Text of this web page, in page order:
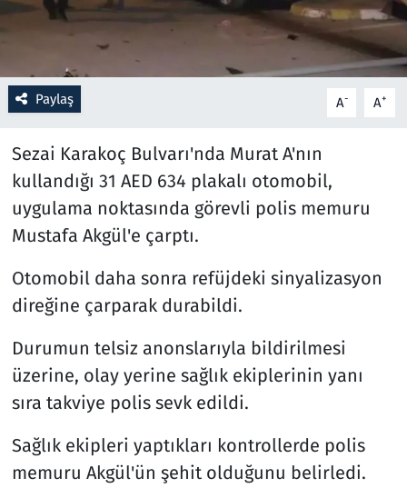
Paylaş A- A+
Sezai Karakoç Bulvarı'nda Murat A'nın
kullandığı 31 AED 634 plakalı otomobil,
uygulama noktasında görevli polis memuru
Mustafa Akgül'e çarptı.
Otomobil daha sonra refüjdeki sinyalizasyon
direğine çarparak durabildi.
Durumun telsiz anonslarıyla bildirilmesi
üzerine, olay yerine sağlık ekiplerinin yanı
sıra takviye polis sevk edildi.
Sağlık ekipleri yaptıkları kontrollerde polis
memuru Akgül'ün şehit olduğunu belirledi.
Rüya Tabirleri
Sağlık
Savunma Sanayi
Seçim 2023
Spor
Teknoloji ve Bilim
Televizyon